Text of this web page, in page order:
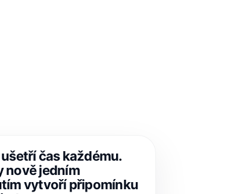
ušetří čas každému.
nově jedním
vytvoří připomínku